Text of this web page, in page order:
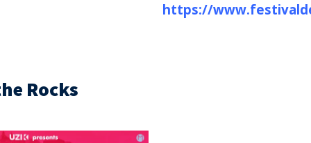
https://
Rocks